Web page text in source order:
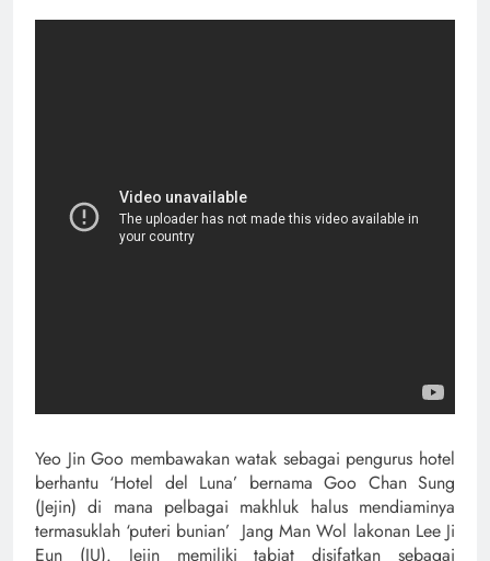
Yeo Jin Goo membawakan watak sebagai pengurus hotel
berhantu ‘Hotel del Luna’ bernama Goo Chan Sung
(Jejin) di mana pelbagai makhluk halus mendiaminya
termasuklah ‘puteri bunian’ Jang Man Wol lakonan Lee Ji
Eun (IU). Jejin memiliki tabiat disifatkan sebagai